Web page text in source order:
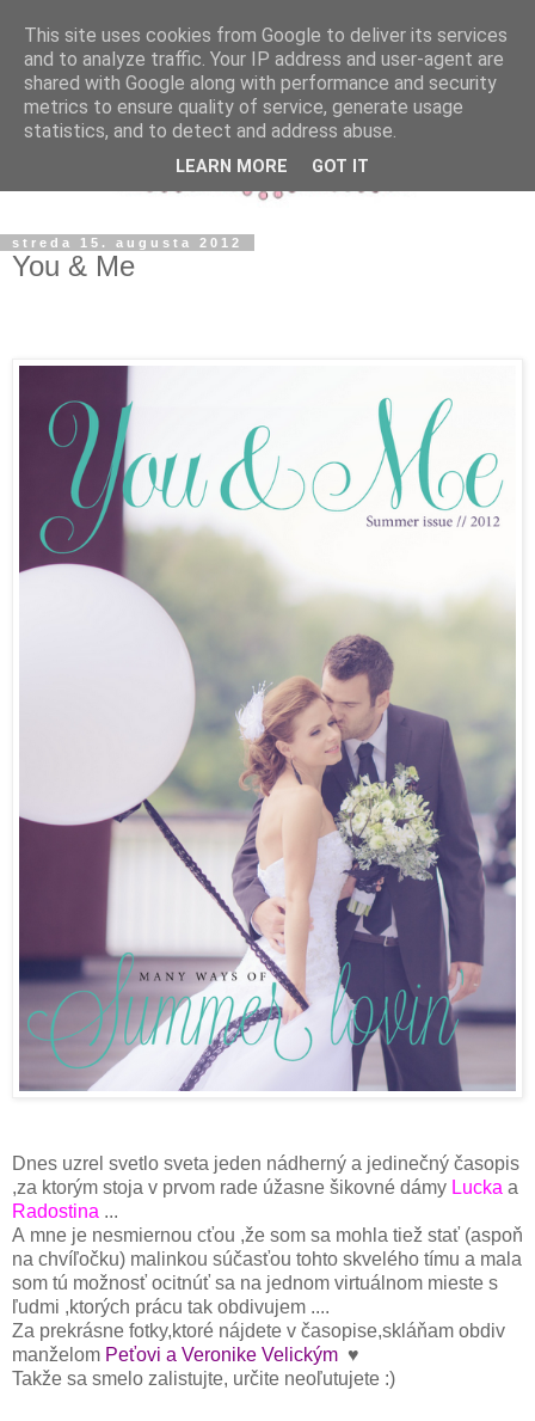
streda 15. augusta 2012
You & Me
Dnes uzrel svetlo sveta jeden nádherný a jedinečný časopis
,za ktorým stoja v prvom rade úžasne šikovné dámy Lucka a
Radostina ...
A mne je nesmiernou cťou ,že som sa mohla tiež stať (aspoň
na chvíľočku) malinkou súčasťou tohto skvelého tímu a mala
som tú možnosť ocitnúť sa na jednom virtuálnom mieste s
ľudmi ,ktorých prácu tak obdivujem ....
Za prekrásne fotky,ktoré nájdete v časopise,skláňam obdiv
manželom Peťovi a Veronike Velickým ♥
Takže sa smelo zalistujte, určite neoľutujete :)
This site uses cookies from Google to deliver its services
and to analyze traffic. Your IP address and user-agent are
shared with Google along with performance and security
metrics to ensure quality of service, generate usage
statistics, and to detect and address abuse.
LEARN MORE GOT IT